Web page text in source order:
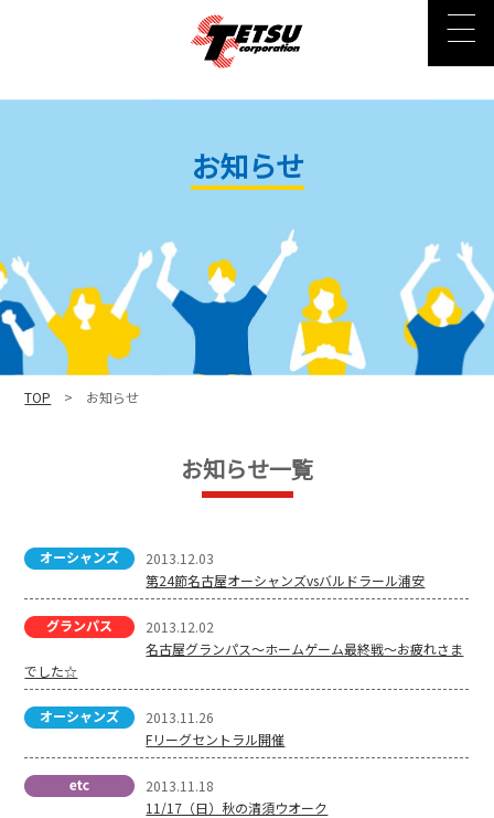
お知らせ
TOP > お知らせ
お知らせ一覧
2013.12.03
第24節名古屋オーシャンズvsバルドラール浦安
2013.12.02
名古屋グランパス～ホームゲーム最終戦～お疲れさま
でした☆
2013.11.26
Fリーグセントラル開催
2013.11.18
11/17（日）秋の清須ウオーク